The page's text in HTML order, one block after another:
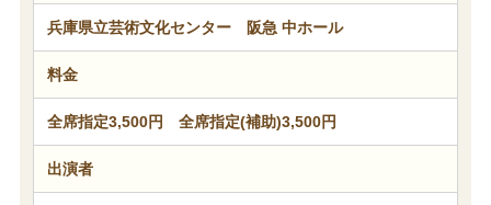
兵庫県立芸術文化センター 阪急 中ホール
料金
全席指定3,500円 全席指定(補助)3,500円
出演者